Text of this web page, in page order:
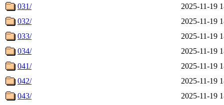
031/
2025-11-19
032/
2025-11-19
033/
2025-11-19
034/
2025-11-19
041/
2025-11-19
042/
2025-11-19
043/
2025-11-19